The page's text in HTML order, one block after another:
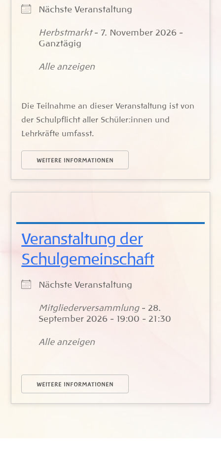
Nächste Veranstaltung
Herbstmarkt- 7. November 2026 -
Ganztägig
Alle anzeigen
Die Teilnahme an dieser Veranstaltung ist von
der Schulpflicht aller Schüler:innen und
Lehrkräfte umfasst.
WEITERE INFORMATIONEN
Veranstaltung der
Schulgemeinschaft
Nächste Veranstaltung
Mitgliederversammlung- 28.
September 2026 - 19:00 - 21:30
Alle anzeigen
WEITERE INFORMATIONEN